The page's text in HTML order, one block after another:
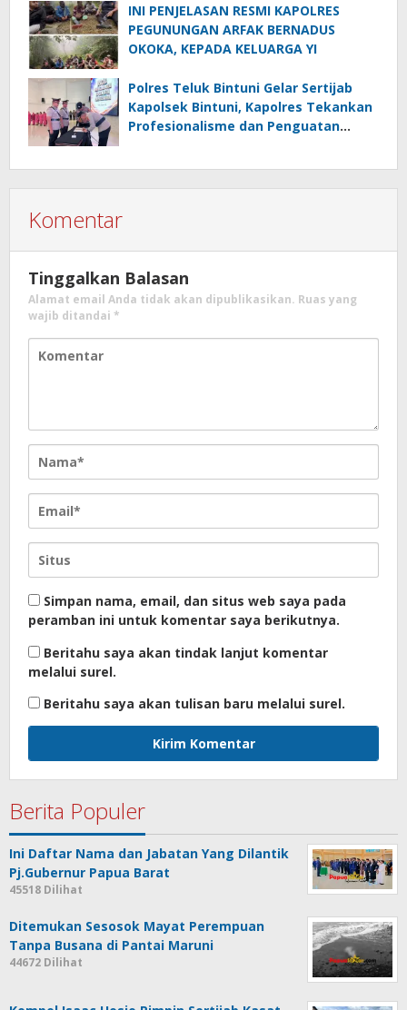
INI PENJELASAN RESMI KAPOLRES
PEGUNUNGAN ARFAK BERNADUS
OKOKA, KEPADA KELUARGA YI
Polres Teluk Bintuni Gelar Sertijab
Kapolsek Bintuni, Kapolres Tekankan
Profesionalisme dan Penguatan
Komentar
Tinggalkan Balasan
Alamat email Anda tidak akan dipublikasikan. Ruas yang
wajib ditandai *
Simpan nama, email, dan situs web saya pada
peramban ini untuk komentar saya berikutnya.
Beritahu saya akan tindak lanjut komentar
melalui surel.
Beritahu saya akan tulisan baru melalui surel.
Berita Populer
Ini Daftar Nama dan Jabatan Yang Dilantik
Pj.Gubernur Papua Barat
45518 Dilihat
Ditemukan Sesosok Mayat Perempuan
Tanpa Busana di Pantai Maruni
44672 Dilihat